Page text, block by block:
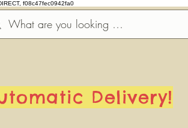
f08c47fec0942fa0
Delivery!